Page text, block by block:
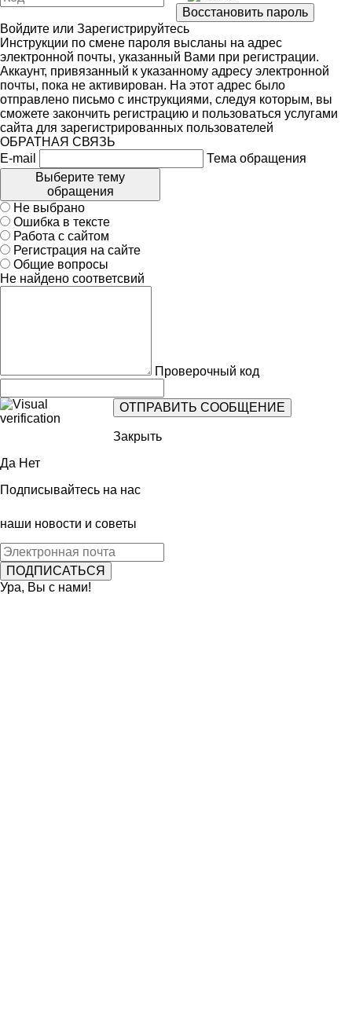
Войдите или Зарегистрируйтесь
Инструкции по смене пароля высланы на адрес
электронной почты, указанный Вами при регистрации.
Аккаунт, привязанный к указанному адресу электронной
почты, пока не активирован. На этот адрес было
отправлено письмо с инструкциями, следуя которым, вы
сможете закончить регистрацию и пользоваться услугами
сайта для зарегистрированных пользователей
ОБРАТНАЯ СВЯЗЬ
E-mail
Тема обращения
Выберите тему
обращения
Не выбрано
Ошибка в тексте
Работа с сайтом
Регистрация на сайте
Общие вопросы
Не найдено соответсвий
Проверочный код
Закрыть
Да Нет
Подписывайтесь на нас
наши новости и советы
Ура, Вы с нами!